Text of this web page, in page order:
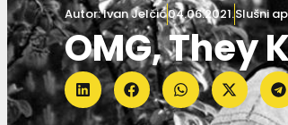
Autor:Ivan Jelčić04.06.2021.Slušni
OMG, They